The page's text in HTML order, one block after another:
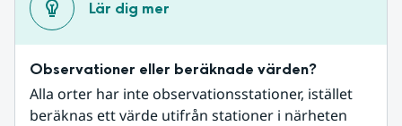
Lär dig mer
Observationer eller beräknade värden?
Alla orter har inte observationsstationer, istället
beräknas ett värde utifrån stationer i närheten